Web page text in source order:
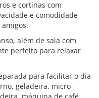
e cortinas com
e comodidade
além de sala com
perfeito para relaxar
para facilitar o dia
geladeira, micro-